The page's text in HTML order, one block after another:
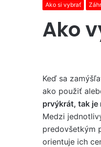
Ako si vybrať
Ako
Keď sa
ako použiť
prvýkrát, tak je
Medzi
predovšetkým
orientuje ich